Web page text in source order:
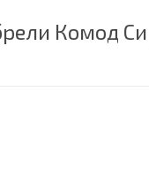
Комод